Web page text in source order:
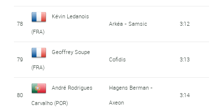
78
Kévin Ledanois
(FRA)
Arkéa - Samsic 3:12
79
Geoffrey Soupe
(FRA)
Cofidis 3:13
80
André Rodrigues
Carvalho (POR)
Hagens Berman -
Axeon
3:14